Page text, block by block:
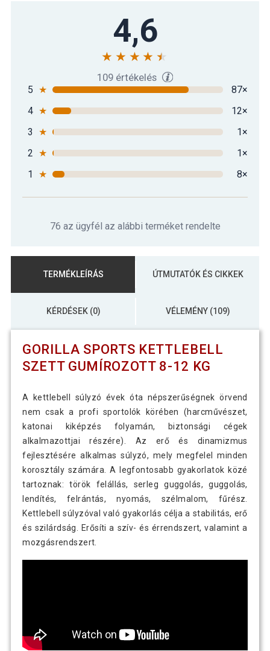
gumírozott felülettel 4 kg
Gorilla Sports Kettlebell súlyzó
gumírozott felülettel 6 kg
4,6
109 értékelés
5 ★
87×
4 ★
12×
3
★
1×
2 ★
1×
1
★ 8×
76 az ügyfél az alábbi terméket rendelte
TERMÉKLEÍRÁS ÚTMUTATÓK ÉS CIKKEK
KÉRDÉSEK (0) VÉLEMÉNY (109)
GORILLA SPORTS KETTLEBELL
SZETT GUMÍROZOTT 8-12 KG
A kettlebell súlyzó évek óta népszerűségnek örvend
nem csak a profi sportolók körében (harcművészet,
katonai kiképzés folyamán, biztonsági cégek
alkalmazottjai részére). Az erő és dinamizmus
fejlesztésére alkalmas súlyzó, mely megfelel minden
korosztály számára. A legfontosabb gyakorlatok közé
tartoznak: török felállás, serleg guggolás, guggolás,
lendítés, felrántás, nyomás, szélmalom, fűrész.
Kettlebell súlyzóval való gyakorlás célja a stabilitás, erő
és szilárdság. Erősíti a szív- és érrendszert, valamint a
mozgásrendszert.